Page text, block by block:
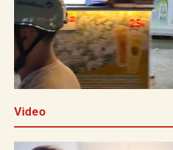
Video